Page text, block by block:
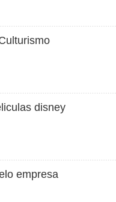
disney
empresa